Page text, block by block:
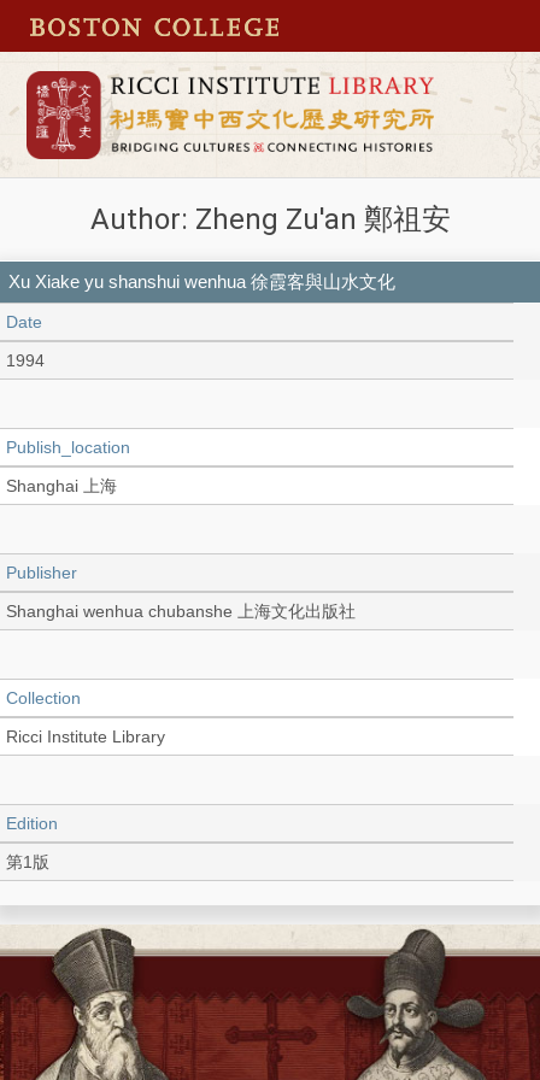
Author: Zheng Zu'an 鄭祖安
Xu Xiake yu shanshui wenhua 徐霞客與山水文化
Date
1994
Publish_location
Shanghai 上海
Publisher
Shanghai wenhua chubanshe 上海文化出版社
Collection
Ricci Institute Library
Edition
第1版
Language
Chinese 中文[繁體]
Record_type